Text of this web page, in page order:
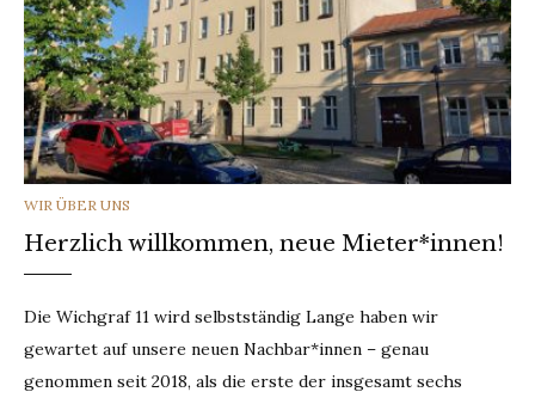
CATEGORIES
WIR ÜBER UNS
Herzlich willkommen, neue Mieter*innen!
Die Wichgraf 11 wird selbstständig Lange haben wir
gewartet auf unsere neuen Nachbar*innen – genau
genommen seit 2018, als die erste der insgesamt sechs